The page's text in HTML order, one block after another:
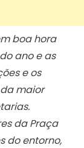
boa hora
ano e as
e os
maior
da Praça
do entorno,